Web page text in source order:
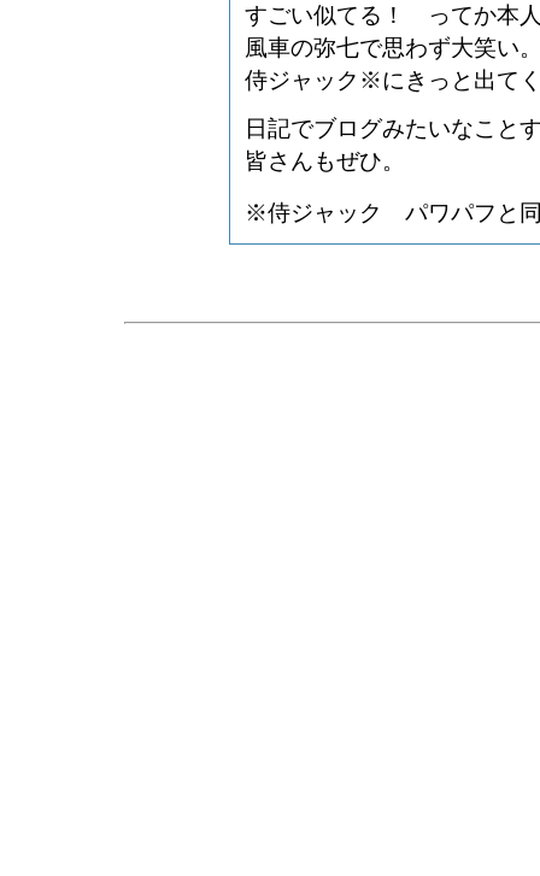
すごい似てる！ ってか本
風車の弥七で思わず大笑い
侍ジャック※にきっと出て
日記でブログみたいなこと
皆さんもぜひ。
※侍ジャック パワパフと同